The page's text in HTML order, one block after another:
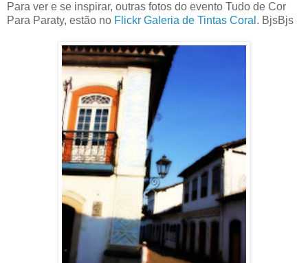
Para ver e se inspirar, outras fotos do evento Tudo de Cor
Para Paraty, estão no Flickr Galeria de Tintas Coral . BjsBjs